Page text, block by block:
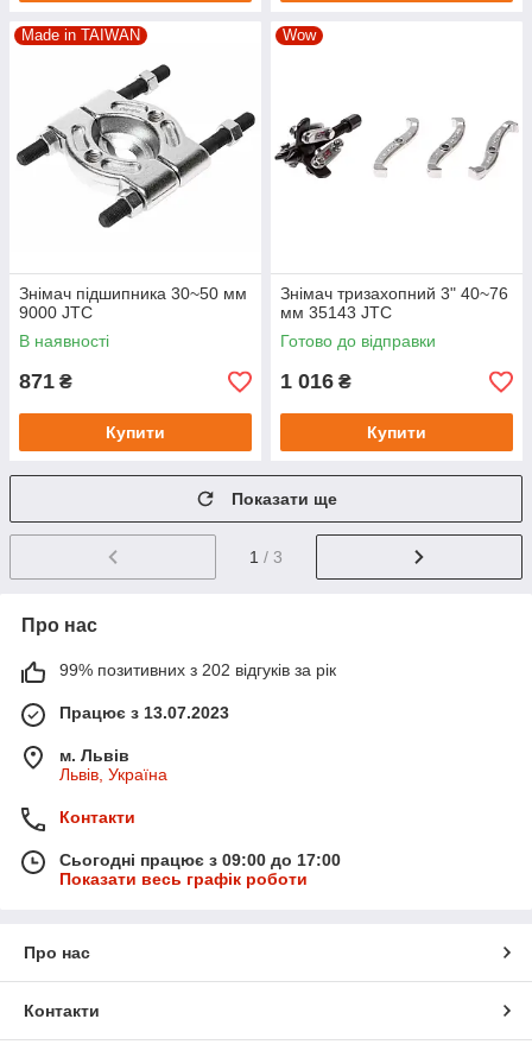
Made in TAIWAN
Знімач підшипника 30~50 мм
9000 JTC
В наявності
871 ₴
Купити
Wow
Знімач тризахопний 3" 40~76
мм 35143 JTC
Готово до відправки
1 016 ₴
Купити
Показати ще
1 / 3
Про нас
99% позитивних з 202 відгуків за рік
Працює з 13.07.2023
м. Львів
Львів, Україна
Контакти
Сьогодні працює з 09:00 до 17:00
Показати весь графік роботи
Про нас
Контакти